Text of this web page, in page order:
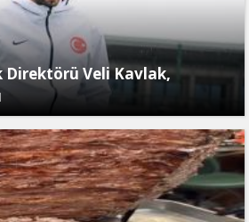
Direktörü Veli Kavlak,